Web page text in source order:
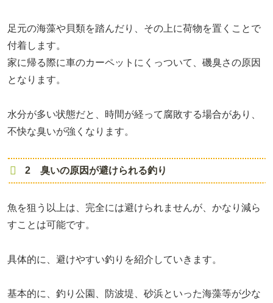
足元の海藻や貝類を踏んだり、その上に荷物を置くことで
付着します。
家に帰る際に車のカーペットにくっついて、磯臭さの原因
となります。
水分が多い状態だと、時間が経って腐敗する場合があり、
不快な臭いが強くなります。
2 臭いの原因が避けられる釣り
魚を狙う以上は、完全には避けられませんが、かなり減ら
すことは可能です。
具体的に、避けやすい釣りを紹介していきます。
基本的に、釣り公園、防波堤、砂浜といった海藻等が少な